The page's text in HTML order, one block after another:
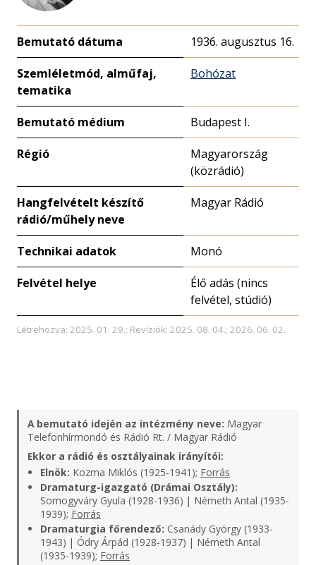
Bemutató dátuma 1936. augusztus 16.
Szemléletmód, alműfaj,
tematika
Bohózat
Bemutató médium Budapest I.
Régió
Magyarország
(közrádió)
Hangfelvételt készítő
rádió/műhely neve
Magyar Rádió
Technikai adatok Monó
Felvétel helye
Élő adás (nincs
felvétel, stúdió)
Létrehozva: 2025. 01. 29.; Revíziók: 2025. 08. 04.; 2026. 06. 02.
A bemutató idején az intézmény neve: Magyar
Telefonhírmondó és Rádió Rt. / Magyar Rádió
Ekkor a rádió és osztályainak irányítói:
Elnök: Kozma Miklós (1925-1941); Forrás
Dramaturg-igazgató (Drámai Osztály):
Somogyváry Gyula (1928-1936) | Németh Antal (1935-
1939); Forrás
Dramaturgia főrendező: Csanády György (1933-
1943) | Ódry Árpád (1928-1937) | Németh Antal
(1935-1939); Forrás